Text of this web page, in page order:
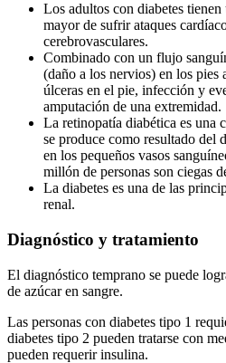
Los adultos con diabetes
mayor de sufrir ataques
cerebrovasculares.
Combinado con un flujo
(daño a los nervios) en los pies
úlceras en el pie, infección y
amputación de una extremidad.
La retinopatía diabética es una
se produce como resultado del
en los pequeños vasos
millón de personas son ciegas
La diabetes es una de las
renal.
Diagnóstico y tratamiento
El diagnóstico temprano se puede
de azúcar en sangre.
Las personas con diabetes tipo 1
diabetes tipo 2 pueden tratarse con
pueden requerir insulina.